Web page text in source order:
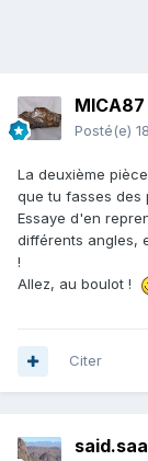
MICA87
Posté(e)
La deuxième
que tu fasses des
Essaye d'en
différents angles,
!
Allez, au boulot !
Citer